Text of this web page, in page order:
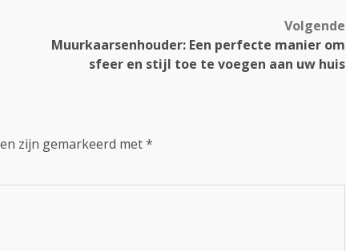
Volgende
Muurkaarsenhouder: Een perfecte manier om
sfeer en stijl toe te voegen aan uw huis
zijn gemarkeerd met*